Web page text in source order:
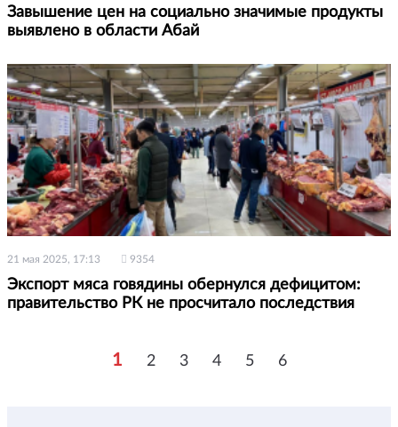
Завышение цен на социально значимые продукты
выявлено в области Абай
21 мая 2025, 17:13 9354
Экспорт мяса говядины обернулся дефицитом:
правительство РК не просчитало последствия
1 2 3 4 5 6